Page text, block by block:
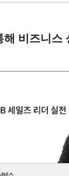
비즈니스